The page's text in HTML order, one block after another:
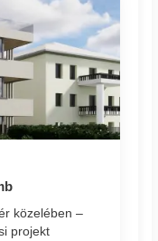
közelében –
projekt